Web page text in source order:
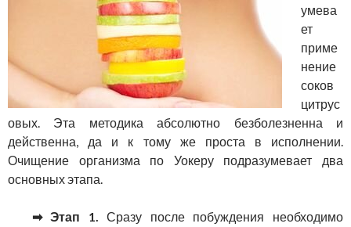
умева
ет
приме
нение
соков
цитрус
овых. Эта методика абсолютно безболезненна и
действенна, да и к тому же проста в исполнении.
Очищение организма по Уокеру подразумевает два
основных этапа.
➡ Этап 1. Сразу после побуждения необходимо